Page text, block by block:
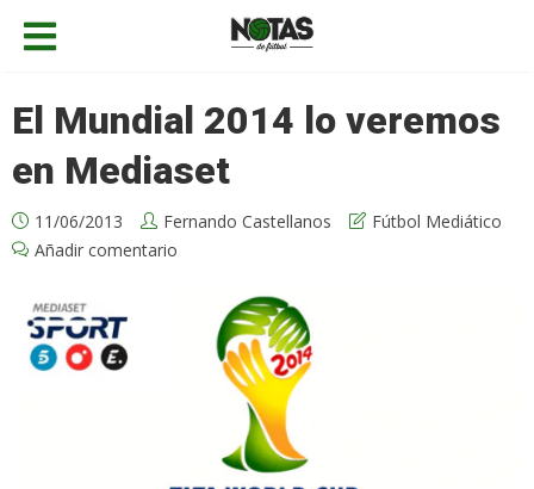
El Mundial 2014 lo veremos
en Mediaset
11/06/2013 Fernando Castellanos
Fútbol Mediático
Añadir comentario